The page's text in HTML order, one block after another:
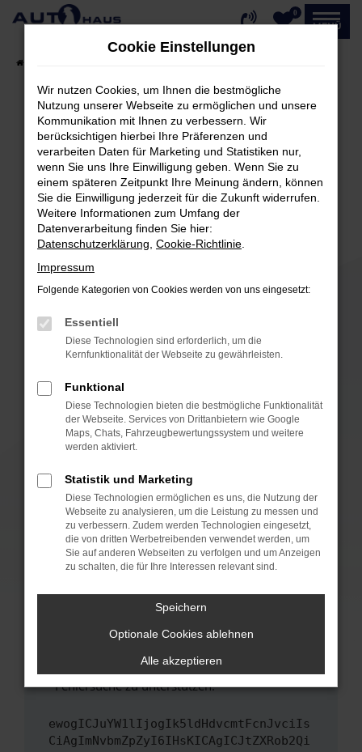
Zum
0
MENÜ
Fehler: Network Error
Beim Laden ist ein Fehler aufgetreten.
Hier sind ein paar Tipps, die dir helfen können:
Überprüfe deine Firewall und deine
Internetverbindung.
Laden andere Webseiten, zum Beispiel deine
Suchmaschine?
Prüfe deine Browsererweiterungen.
können das Laden bestimmter Seiten
verhindern. Funktioniert die Seite in einem
anderen Browser oder in einem privaten
Fenster?
Starte dein Gerät neu.
Das kann manchmal helfen, vorübergehende
Probleme zu beheben.
Betriebssystem auf dem neuesten Stand
sind.
Veraltete Software birgt nicht nur ein
Sicherheitsrisiko, sondern kann auch dazu
führen, dass bestimmte Funktionen nicht mehr
unterstützt werden.
Wende dich an den Webseitenbetreiber.
Wenn du alle oben genannten Schritte versucht
hast, kontaktiere uns bitte. Wir werden
uns diesen Text schicken, um uns bei der
Fehlersuche zu unterstützen:
ewogICJuYW1lIjogIk5ldHdvcmtFcnJvciIs
CiAgImNvbmZpZyI6IHsKICAgICJtZXRob2Qi
Cookie Einstellungen
Wir nutzen Cookies, um Ihnen die bestmögliche
Nutzung unserer Webseite zu ermöglichen und unsere
Kommunikation mit Ihnen zu verbessern. Wir
berücksichtigen hierbei Ihre Präferenzen und
verarbeiten Daten für Marketing und Statistiken nur,
wenn Sie uns Ihre Einwilligung geben. Wenn Sie zu
einem späteren Zeitpunkt Ihre Meinung ändern, können
Sie die Einwilligung jederzeit für die Zukunft widerrufen.
Weitere Informationen zum Umfang der
Datenverarbeitung finden Sie hier:
Datenschutzerklärung Cookie-Richtlinie
Impressum
Folgende Kategorien von Cookies werden von uns eingesetzt:
Essentiell
Diese Technologien sind erforderlich, um die
Kernfunktionalität der Webseite zu gewährleisten.
Funktional
Diese Technologien bieten die bestmögliche Funktionalität
der Webseite. Services von Drittanbietern wie Google
Maps, Chats, Fahrzeugbewertungssystem und weitere
werden aktiviert.
Statistik und Marketing
Diese Technologien ermöglichen es uns, die Nutzung der
Webseite zu analysieren, um die Leistung zu messen und
zu verbessern. Zudem werden Technologien eingesetzt,
die von dritten Werbetreibenden verwendet werden, um
Sie auf anderen Webseiten zu verfolgen und um Anzeigen
zu schalten, die für Ihre Interessen relevant sind.
Speichern
Optionale Cookies ablehnen
Alle akzeptieren